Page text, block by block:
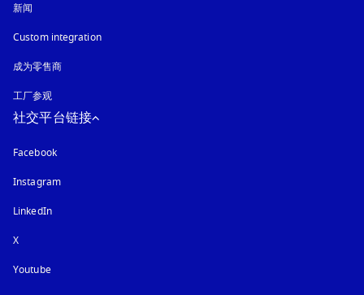
新闻
Custom integration
成为零售商
工厂参观
社交平台链接
Facebook
Instagram在新选项卡中打开
LinkedIn
X
Youtube在新选项卡中打开